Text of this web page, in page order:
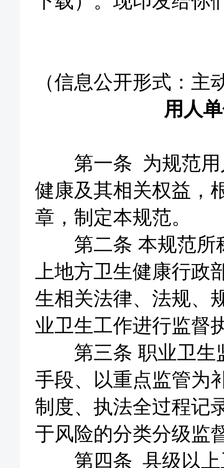
（信息公开形式：主
用人
第一条 为规范用
健康及其相关权益，
章，制定本规范。
第二条 本规范所
上地方卫生健康行
生相关法律、法规、
业卫生工作进行监督
第三条 职业卫生监
手段、以重点监管为
制度、执法全过程记
于风险的分类分级监
第四条 县级以上